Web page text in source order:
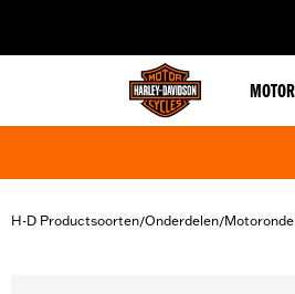
H-D Productsoorten/Onderdelen/